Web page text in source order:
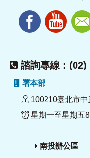
諮詢專線：(02)
署本部
100210臺北市
星期一至星期五
南投辦公區